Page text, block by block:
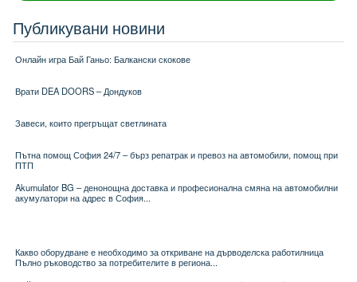
Публикувани новини
Онлайн игра Бай Ганьо: Балкански скокове
Врати DEA DOORS – Дондуков
Завеси, които прегръщат светлината
Пътна помощ София 24/7 – бърз репатрак и превоз на автомобили, помощ при
ПТП
Akumulator BG – денонощна доставка и професионална смяна на автомобилни
акумулатори на адрес в София...
Какво оборудване е необходимо за откриване на дърводелска работилница
Пълно ръководство за потребителите в региона...